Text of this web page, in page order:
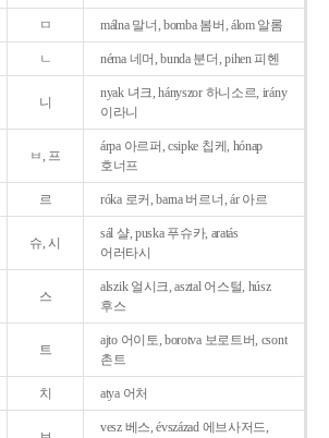
ㅁ málna 말너, bomba 봄버, álom 알롬
ㄴ néma 네머, bunda 분더, pihen 피헨
니
nyak 녀크, hányszor 하니소르, irány
이라니
ㅂ, 프
árpa 아르퍼, csipke 칩케, hónap
호너프
르 róka 로커, barna 버르너, ár 아르
슈, 시
sál 샬, puska 푸슈카, aratás
어러타시
스
alszik 얼시크, asztal 어스털, húsz
후스
트
ajto 어이토, borotva 보로트버, csont
촌트
치 atya 어처
vesz 베스, évszázad 에브사저드,